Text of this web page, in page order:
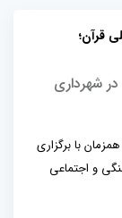
قرآن؛
شهرداری
با برگزاری
و اجتماعی